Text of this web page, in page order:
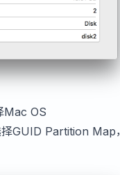
Mac OS
GUID Partition Map